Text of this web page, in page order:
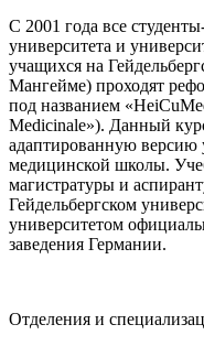
С 2001 года все
университета и
учащихся на
Мангейме) проходят
под названием
Medicinale»). Данный
адаптированную версию
медицинской школы.
магистратуры и
Гейдельбергском
университетом
заведения Германии.
Отделения и